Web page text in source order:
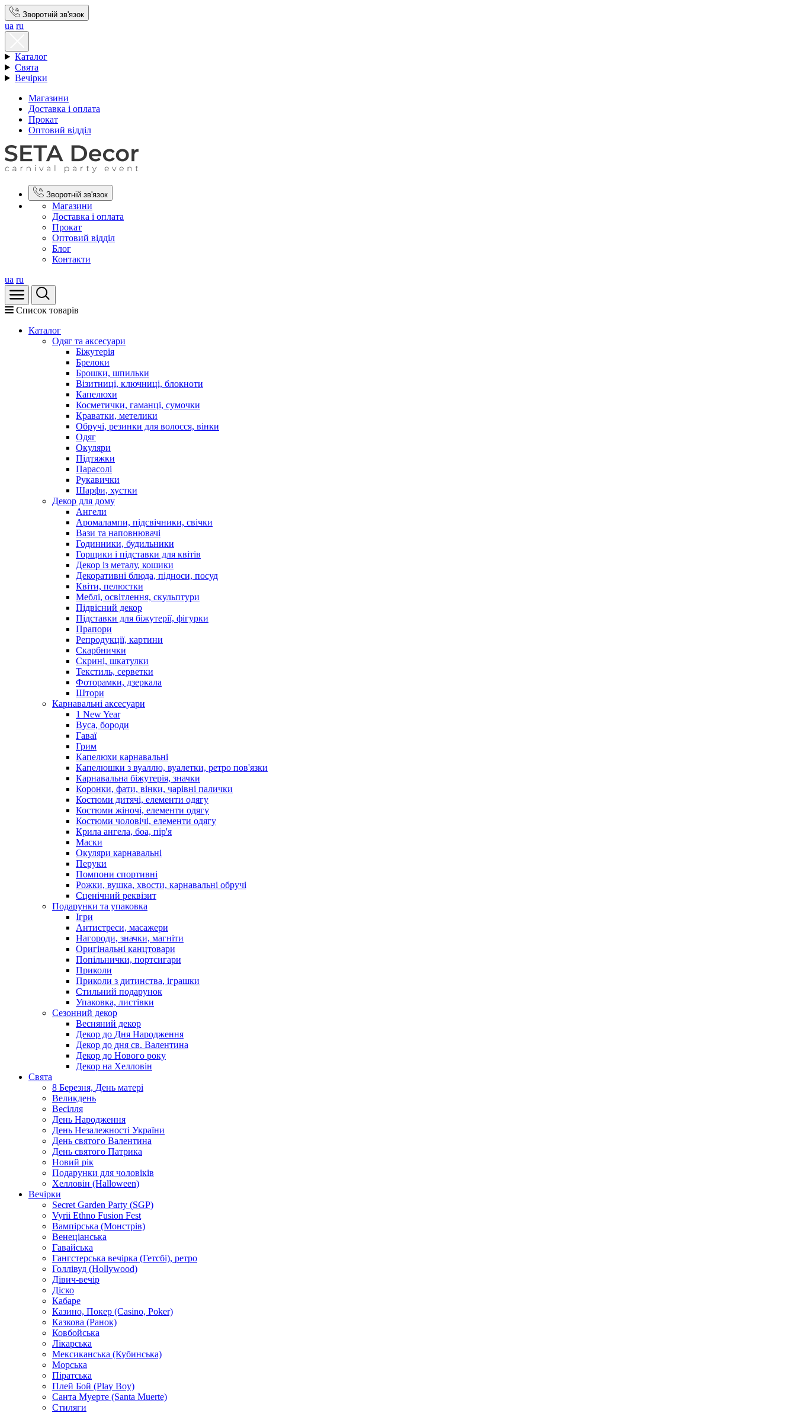
Зворотній зв'язок
ua ru
Каталог
Свята
Вечірки
Магазини
Доставка і оплата
Прокат
Оптовий відділ
Зворотній зв'язок
Магазини
Доставка і оплата
Прокат
Оптовий відділ
Блог
Контакти
ua ru
Список товарів
Каталог
Oдяг та аксесуари
Біжутерія
Брелоки
Брошки, шпильки
Візитниці, ключниці, блокноти
Капелюхи
Косметички, гаманці, сумочки
Краватки, метелики
Обручі, резинки для волосся, вінки
Одяг
Окуляри
Підтяжки
Парасолі
Рукавички
Шарфи, хустки
Декор для дому
Ангели
Аромалампи, підсвічники, свічки
Вази та наповнювачі
Годинники, будильники
Горщики і підставки для квітів
Декор із металу, кошики
Декоративні блюда, підноси, посуд
Квіти, пелюстки
Меблі, освітлення, скульптури
Підвісний декор
Підставки для біжутерії, фігурки
Прапори
Репродукції, картини
Скарбнички
Скрині, шкатулки
Текстиль, серветки
Фоторамки, дзеркала
Штори
Карнавальні аксесуари
1 New Year
Вуса, бороди
Гаваї
Грим
Капелюхи карнавальні
Капелюшки з вуаллю, вуалетки, ретро пов'язки
Карнавальна біжутерія, значки
Коронки, фати, вінки, чарівні палички
Костюми дитячі, елементи одягу
Костюми жіночі, елементи одягу
Костюми чоловічі, елементи одягу
Крила ангела, боа, пір'я
Маски
Окуляри карнавальні
Перуки
Помпони спортивні
Рожки, вушка, хвости, карнавальні обручі
Сценічний реквізит
Подарунки та упаковка
Ігри
Антистреси, масажери
Нагороди, значки, магніти
Оригінальні канцтовари
Попільнички, портсигари
Приколи
Приколи з дитинства, іграшки
Стильний подарунок
Упаковка, листівки
Сезонний декор
Весняний декор
Декор до Дня Народження
Декор до дня св. Валентина
Декор до Нового року
Декор на Хелловін
Свята
8 Березня, День матері
Великдень
Весілля
День Народження
День Незалежності України
День святого Валентина
День святого Патрика
Новий рік
Подарунки для чоловіків
Хелловін (Halloween)
Вечірки
Secret Garden Party (SGP)
Vyrii Ethno Fusion Fest
Вампірська (Монстрів)
Венеціанська
Гавайська
Гангстерська вечірка (Гетсбі), ретро
Голлівуд (Hollywood)
Дівич-вечір
Діско
Кабаре
Казино, Покер (Casino, Poker)
Казкова (Ранок)
Ковбойська
Лікарська
Мексиканська (Кубинська)
Морська
Піратська
Плей Бой (Play Boy)
Санта Муерте (Santa Muerte)
Стиляги